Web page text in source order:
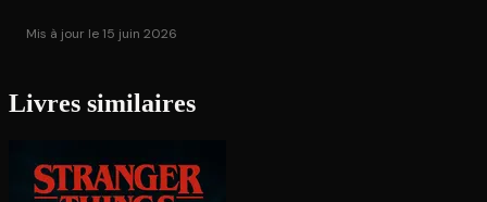
Mis à jour le 15 juin 2026
Livres similaires